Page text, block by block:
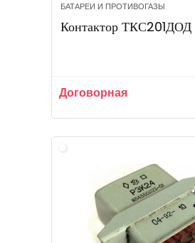
БАТАРЕИ И ПРОТИВОГАЗЫ
Контактор ТКС201ДОД
Договорная